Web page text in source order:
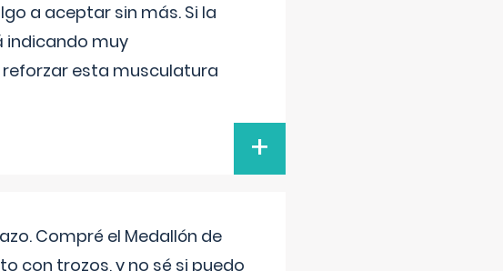
a aceptar sin más. Si la
indicando muy
reforzar esta musculatura
+
Compré el Medallón de
con trozos, y no sé si puedo